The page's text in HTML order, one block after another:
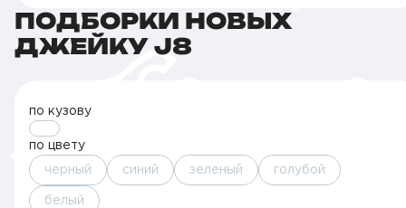
ПОДБОРКИ НОВЫХ
ДЖЕЙКУ J8
по кузову
по цвету
черный синий зеленый голубой
белый